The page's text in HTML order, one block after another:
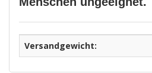
Versandgewicht: